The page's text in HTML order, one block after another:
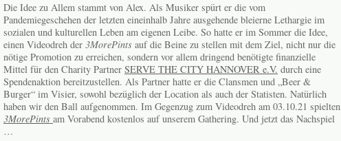
Die Idee zu Allem stammt von Alex. Als Musiker spürt er die vom
Pandemiegeschehen der letzten eineinhalb Jahre ausgehende bleierne Lethargie im
sozialen und kulturellen Leben am eigenen Leibe. So hatte er im Sommer die Idee,
einen Videodreh der 3MorePints auf die Beine zu stellen mit dem Ziel, nicht nur die
nötige Promotion zu erreichen, sondern vor allem dringend benötigte finanzielle
Mittel für den Charity Partner SERVE THE CITY HANNOVER e.V. durch eine
Spendenaktion bereitzustellen. Als Partner hatte er die Clansmen und „Beer &
Burger“ im Visier, sowohl bezüglich der Location als auch der Statisten. Natürlich
haben wir den Ball aufgenommen. Im Gegenzug zum Videodreh am 03.10.21 spielten
3MorePints am Vorabend kostenlos auf unserem Gathering. Und jetzt das Nachspiel
…